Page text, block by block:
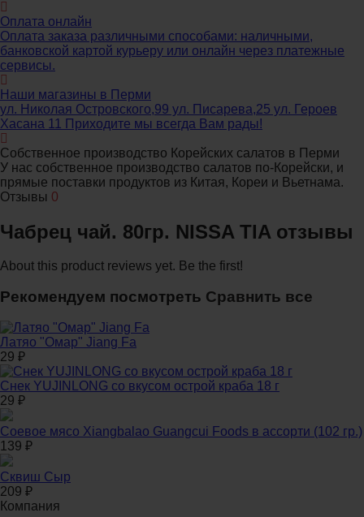
Оплата онлайн
Оплата заказа различными способами: наличными,
банковской картой курьеру или онлайн через платежные
сервисы.
Наши магазины в Перми
ул. Николая Островского,99 ул. Писарева,25 ул. Героев
Хасана 11 Приходите мы всегда Вам рады!
Собственное производство Корейских салатов в Перми
У нас собственное производство салатов по-Корейски, и
прямые поставки продуктов из Китая, Кореи и Вьетнама.
Отзывы 0
Чабрец чай. 80гр. NISSA TIA отзывы
About this product reviews yet. Be the first!
Рекомендуем посмотреть Сравнить все
Латяо "Омар" Jiang Fa
29 ₽
Снек YUJINLONG со вкусом острой краба 18 г
29 ₽
Соевое мясо Xiangbalao Guangcui Foods в ассорти (102 гр.)
139 ₽
Сквиш Сыр
209 ₽
Компания